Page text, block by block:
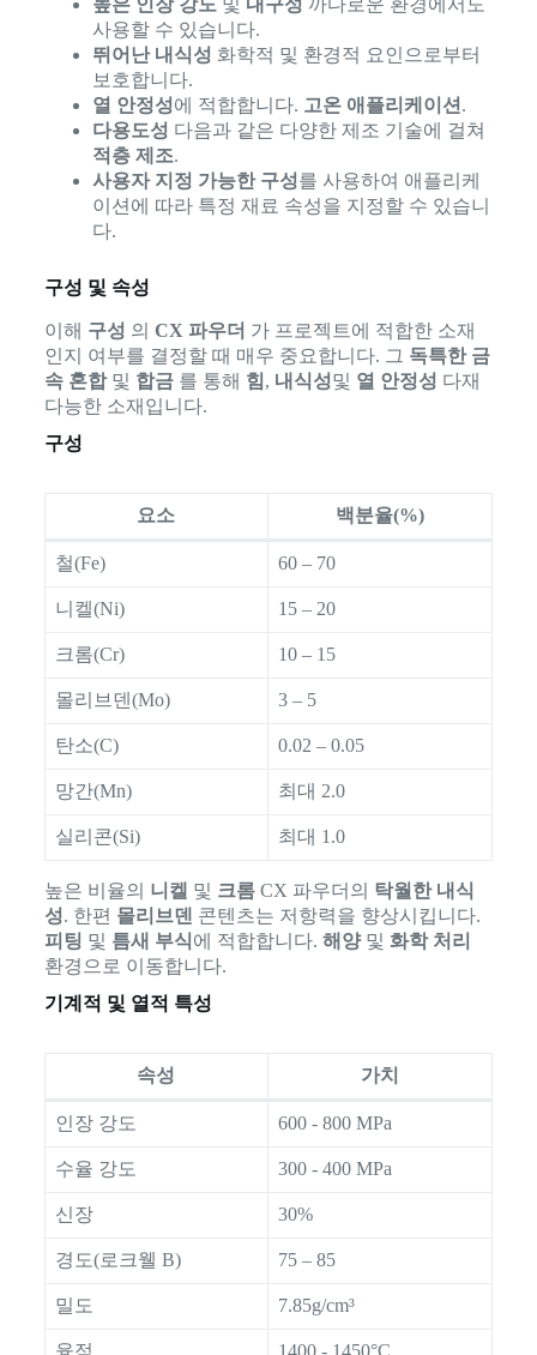
높은 인장 강도및 내구성 까다로운 환경에서도
사용할 수 있습니다.
뛰어난 내식성 화학적 및 환경적 요인으로부터
보호합니다.
열 안정성에 적합합니다. 고온 애플리케이션.
다용도성 다음과 같은 다양한 제조 기술에 걸쳐
적층 제조.
사용자 지정 가능한 구성를 사용하여 애플리케
이션에 따라 특정 재료 속성을 지정할 수 있습니
다.
구성 및 속성
이해 구성 의 CX 파우더 가 프로젝트에 적합한 소재
인지 여부를 결정할 때 매우 중요합니다. 그 독특한 금
속 혼합및 합금를 통해 힘 , 내식성및 열 안정성 다재
다능한 소재입니다.
구성
요소 백분율(%)
철(Fe) 60 – 70
니켈(Ni) 15 – 20
크롬(Cr) 10 – 15
몰리브덴(Mo) 3 – 5
탄소(C) 0.02 – 0.05
망간(Mn) 최대 2.0
실리콘(Si) 최대 1.0
높은 비율의 니켈 및 크롬CX 파우더의 탁월한 내식
성. 한편 몰리브덴 콘텐츠는 저항력을 향상시킵니다.
피팅 및 틈새 부식에 적합합니다. 해양및 화학 처리
환경으로 이동합니다.
기계적 및 열적 특성
속성 가치
인장 강도 600 - 800 MPa
수율 강도 300 - 400 MPa
신장 30%
경도(로크웰 B) 75 – 85
밀도 7.85g/cm³
융점 1400 - 1450°C